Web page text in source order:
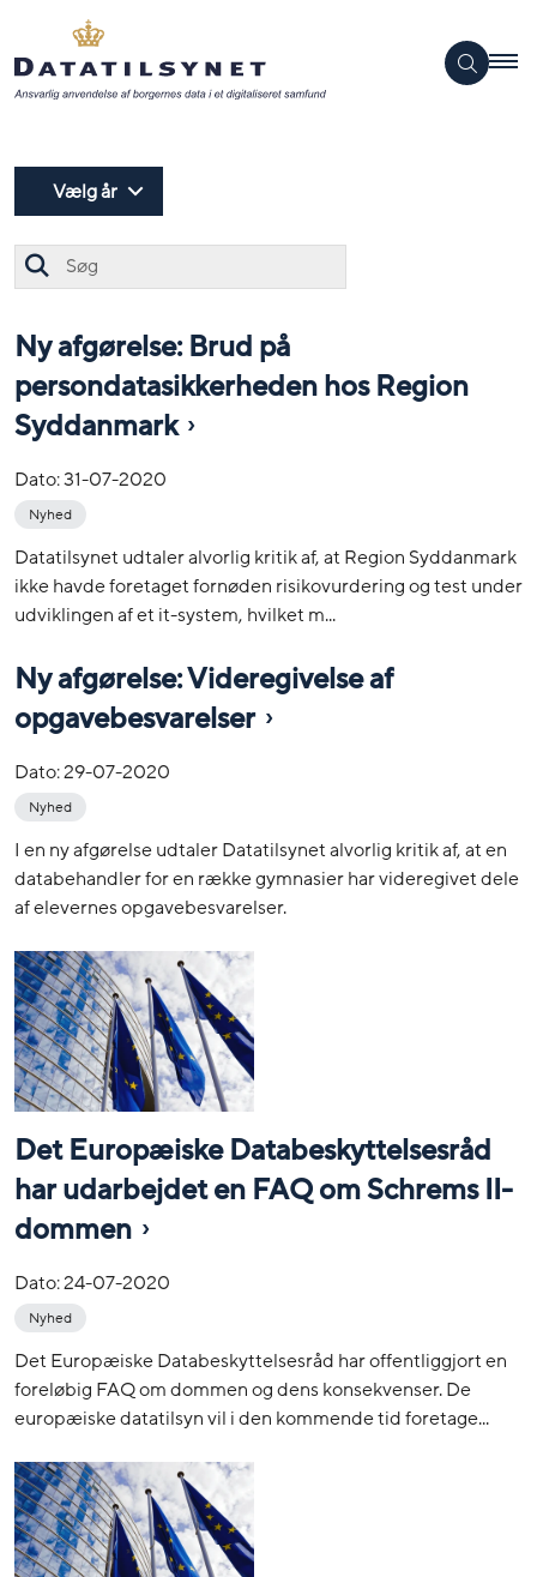
Vælg år
Ny afgørelse: Brud på
persondatasikkerheden hos Region
Syddanmark
Dato:31-07-2020
Nyhed
Datatilsynet udtaler alvorlig kritik af, at Region Syddanmark
ikke havde foretaget fornøden risikovurdering og test under
udviklingen af et it-system, hvilket m...
Ny afgørelse: Videregivelse af
opgavebesvarelser
Dato:29-07-2020
Nyhed
I en ny afgørelse udtaler Datatilsynet alvorlig kritik af, at en
databehandler for en række gymnasier har videregivet dele
af elevernes opgavebesvarelser.
Det Europæiske Databeskyttelsesråd
har udarbejdet en FAQ om Schrems II-
dommen
Dato:24-07-2020
Nyhed
Det Europæiske Databeskyttelsesråd har offentliggjort en
foreløbig FAQ om dommen og dens konsekvenser. De
europæiske datatilsyn vil i den kommende tid foretage...